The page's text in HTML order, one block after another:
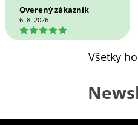
Overený zákazník
6. 8. 2026
5
Všetky